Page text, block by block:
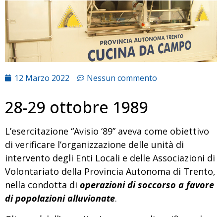
12 Marzo 2022 Nessun commento
28-29 ottobre 1989
L’esercitazione “Avisio ‘89” aveva come obiettivo
di verificare l’organizzazione delle unità di
intervento degli Enti Locali e delle Associazioni di
Volontariato della Provincia Autonoma di Trento,
nella condotta di operazioni di soccorso a favore
di popolazioni alluvionate.